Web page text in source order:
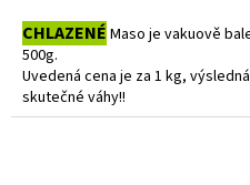
CHLAZENÉ Maso je vakuově
500g.
Uvedená cena je za 1 kg,
skutečné váhy!!
Do košíku vkládejte počet balení.